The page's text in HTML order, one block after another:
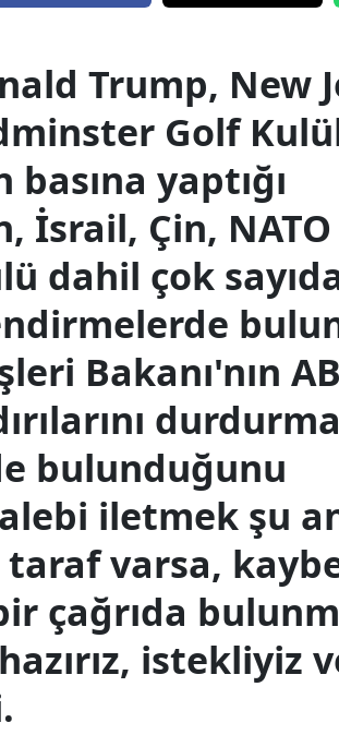
Trump, New
Golf
yaptığı
İsrail, Çin,
dahil çok
Bakanı'nın
bulunduğunu
iletmek şu
varsa,
çağrıda
istekliyiz